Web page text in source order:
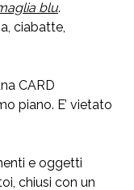
blu.
ciabatte,
CARD
piano. E’ vietato
e oggetti
chiusi con un